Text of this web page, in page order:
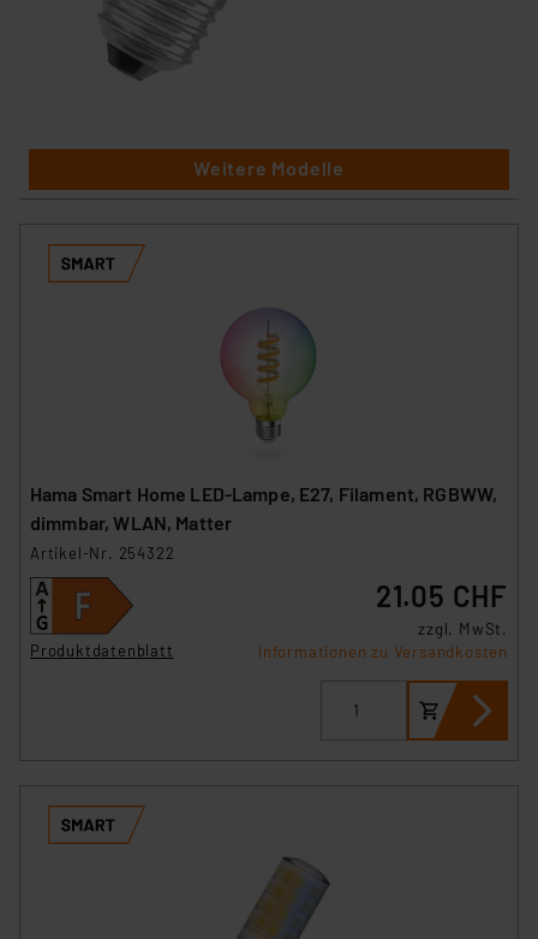
Weitere Modelle
Hama Smart Home LED-Lampe, E27, Filament, RGBWW,
dimmbar, WLAN, Matter
Artikel-Nr. 254322
Produktdatenblatt
21.05 CHF
zzgl. MwSt.
Informationen zu Versandkosten